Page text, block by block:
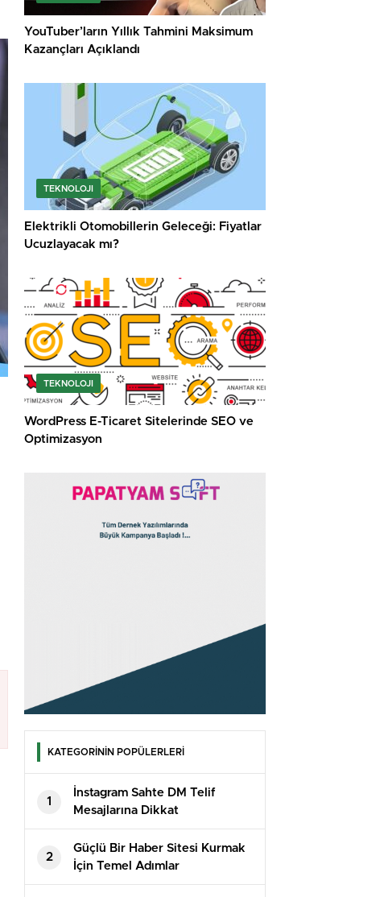
YouTuber’ların Yıllık Tahmini Maksimum
Kazançları Açıklandı
TEKNOLOJI
Elektrikli Otomobillerin Geleceği: Fiyatlar
Ucuzlayacak mı?
TEKNOLOJI
WordPress E-Ticaret Sitelerinde SEO ve
Optimizasyon
KATEGORİNİN POPÜLERLERİ
1
İnstagram Sahte DM Telif
Mesajlarına Dikkat
2
Güçlü Bir Haber Sitesi Kurmak
İçin Temel Adımlar